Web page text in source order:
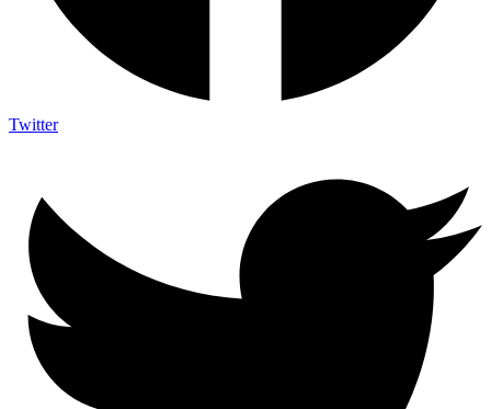
Twitter